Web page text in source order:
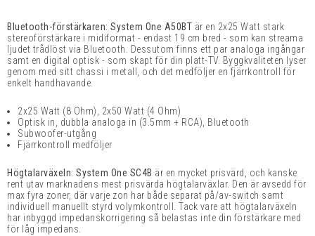
Bluetooth-förstärkaren: System One A50BT är en 2x25 Watt stark
stereoförstärkare i midiformat - endast 19 cm bred - som kan streama
ljudet trådlöst via Bluetooth. Dessutom finns ett par analoga ingångar
samt en digital optisk - som skapt för din platt-TV. Byggkvaliteten lyser
genom med sitt chassi i metall, och det medföljer en fjärrkontroll för
enkelt handhavande.
2x25 Watt (8 Ohm), 2x50 Watt (4 Ohm)
Optisk in, dubbla analoga in (3.5mm + RCA), Bluetooth
Subwoofer-utgång
Fjärrkontroll medföljer
Högtalarväxeln: System One SC4B är en mycket prisvärd, och kanske
rent utav marknadens mest prisvärda högtalarväxlar. Den är avsedd för
max fyra zoner, där varje zon har både separat på/av-switch samt
individuell manuellt styrd volymkontroll. Tack vare att högtalarväxeln
har inbyggd impedanskorrigering så belastas inte din förstärkare med
för låg impedans.